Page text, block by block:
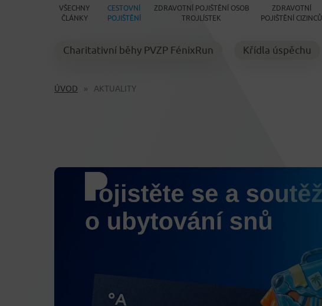
VŠECHNY
ČLÁNKY
CESTOVNÍ
POJIŠTĚNÍ
ZDRAVOTNÍ POJIŠTĚNÍ OSOB
TROJLÍSTEK
ZDRAVOTNÍ
POJIŠTĚNÍ CIZINCŮ
Charitativní běhy PVZP FénixRun Křídla úspěchu
ÚVOD AKTUALITY